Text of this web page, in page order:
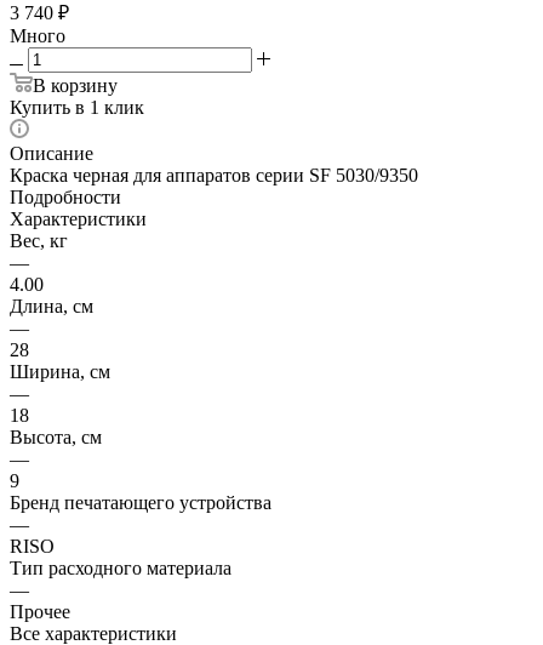
3 740 ₽
Много
В корзину
Купить в 1 клик
Описание
Краска черная для аппаратов серии SF 5030/9350
Подробности
Характеристики
Вес, кг
—
4.00
Длина, см
—
28
Ширина, см
—
18
Высота, см
—
9
Бренд печатающего устройства
—
RISO
Тип расходного материала
—
Прочее
Все характеристики